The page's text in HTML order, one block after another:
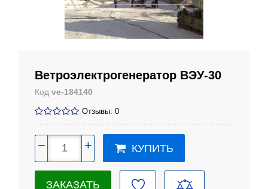
Ветроэлектрогенератор ВЭУ-30
Код ve-184140
Отзывы: 0
− + КУПИТЬ
ЗАКАЗАТЬ